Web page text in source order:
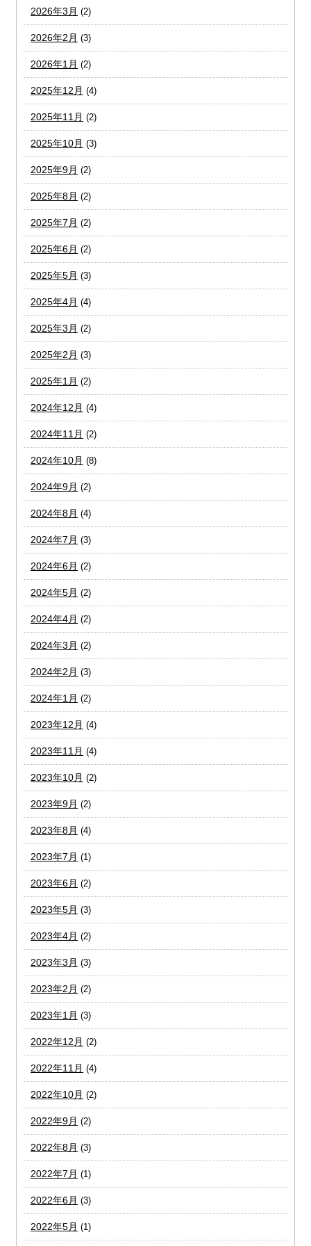
2026年3月 (2)
2026年2月 (3)
2026年1月 (2)
2025年12月 (4)
2025年11月 (2)
2025年10月 (3)
2025年9月 (2)
2025年8月 (2)
2025年7月 (2)
2025年6月 (2)
2025年5月 (3)
2025年4月 (4)
2025年3月 (2)
2025年2月 (3)
2025年1月 (2)
2024年12月 (4)
2024年11月 (2)
2024年10月 (8)
2024年9月 (2)
2024年8月 (4)
2024年7月 (3)
2024年6月 (2)
2024年5月 (2)
2024年4月 (2)
2024年3月 (2)
2024年2月 (3)
2024年1月 (2)
2023年12月 (4)
2023年11月 (4)
2023年10月 (2)
2023年9月 (2)
2023年8月 (4)
2023年7月 (1)
2023年6月 (2)
2023年5月 (3)
2023年4月 (2)
2023年3月 (3)
2023年2月 (2)
2023年1月 (3)
2022年12月 (2)
2022年11月 (4)
2022年10月 (2)
2022年9月 (2)
2022年8月 (3)
2022年7月 (1)
2022年6月 (3)
2022年5月 (1)